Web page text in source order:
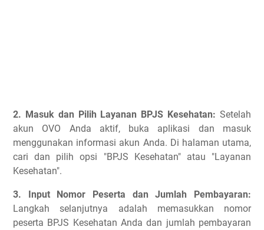
2. Masuk dan Pilih Layanan BPJS Kesehatan: Setelah
akun OVO Anda aktif, buka aplikasi dan masuk
menggunakan informasi akun Anda. Di halaman utama,
cari dan pilih opsi "BPJS Kesehatan" atau "Layanan
Kesehatan".
3. Input Nomor Peserta dan Jumlah Pembayaran:
Langkah selanjutnya adalah memasukkan nomor
peserta BPJS Kesehatan Anda dan jumlah pembayaran